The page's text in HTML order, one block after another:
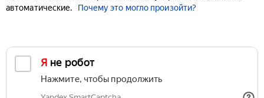
автоматические.
Почему это могло произойти?
Я не робот
Нажмите, чтобы продолжить